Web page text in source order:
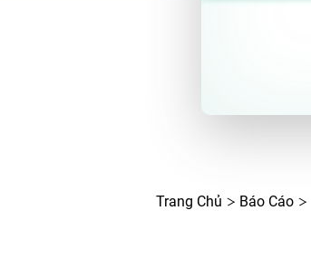
Trang Chủ Báo Cáo